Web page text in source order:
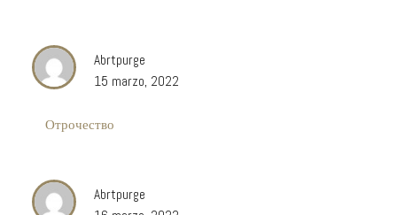
Abrtpurge
15 marzo, 2022
Отрочество
Abrtpurge